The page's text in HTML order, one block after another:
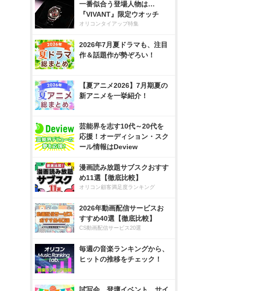
一番似合う登場人物は…
『VIVANT』限定ウオッチ
オリコンタイアップ特集
2026年7月夏ドラマも、注目
作＆話題作が勢ぞろい！
【夏アニメ2026】7月期夏の
新アニメを一挙紹介！
芸能界を志す10代～20代を
応援！オーディション・スク
ール情報はDeview
漫画読み放題サブスクおすす
め11選【徹底比較】
オリコン顧客満足度ランキング
2026年動画配信サービスお
すすめ40選【徹底比較】
CS動画配信サービス20選
毎週の音楽ランキングから、
ヒットの推移をチェック！